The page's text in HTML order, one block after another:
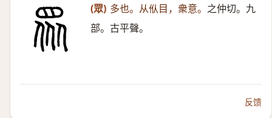
(眾) 多也。从㐺目，衆意。 之仲切。九
部。古平聲。
反馈